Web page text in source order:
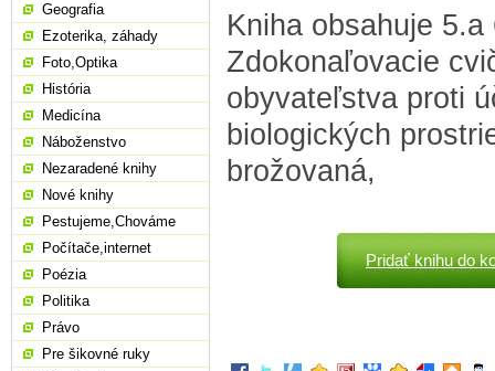
Kniha obsahuje
Zdokonaľovacie
obyvateľstva proti
biologických
brožovaná,
Pridať knihu do
Geografia
Ezoterika, záhady
Foto,Optika
História
Medicína
Náboženstvo
Nezaradené knihy
Nové knihy
Pestujeme,Chováme
Počítače,internet
Poézia
Politika
Právo
Pre šikovné ruky